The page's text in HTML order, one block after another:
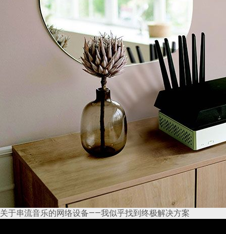
关于串流音乐的网络设备——我似乎找到终极解决方案